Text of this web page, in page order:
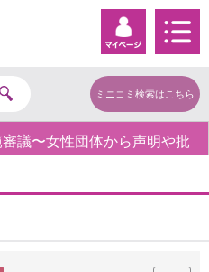
ミニコミ検索はこちら
議〜女性団体から声明や批